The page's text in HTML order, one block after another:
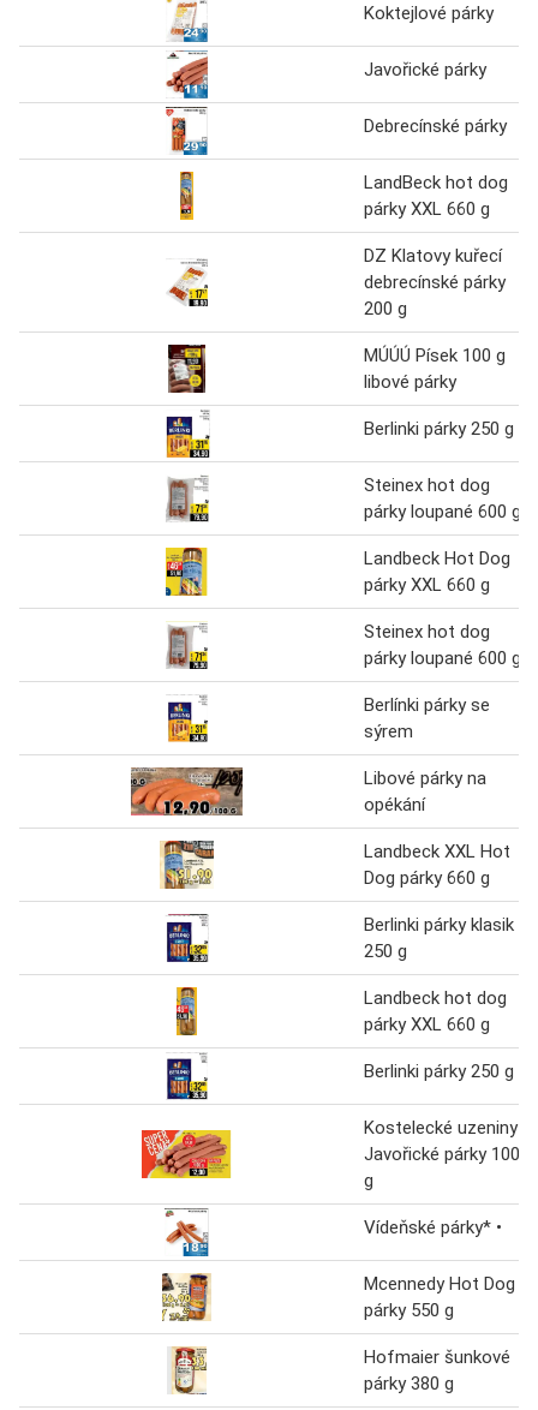
Koktejlové párky
Javořické párky
Debrecínské párky
LandBeck hot dog
párky XXL 660 g
DZ Klatovy kuřecí
debrecínské párky
200 g
MÚÚÚ Písek 100 g
libové párky
Berlinki párky 250 g
Steinex hot dog
párky loupané 600 g
Landbeck Hot Dog
párky XXL 660 g
Steinex hot dog
párky loupané 600 g
Berlínki párky se
sýrem
Libové párky na
opékání
Landbeck XXL Hot
Dog párky 660 g
Berlinki párky klasik
250 g
Landbeck hot dog
párky XXL 660 g
Berlinki párky 250 g
Kostelecké uzeniny
Javořické párky 100
g
Vídeňské párky* •
Mcennedy Hot Dog
párky 550 g
Hofmaier šunkové
párky 380 g